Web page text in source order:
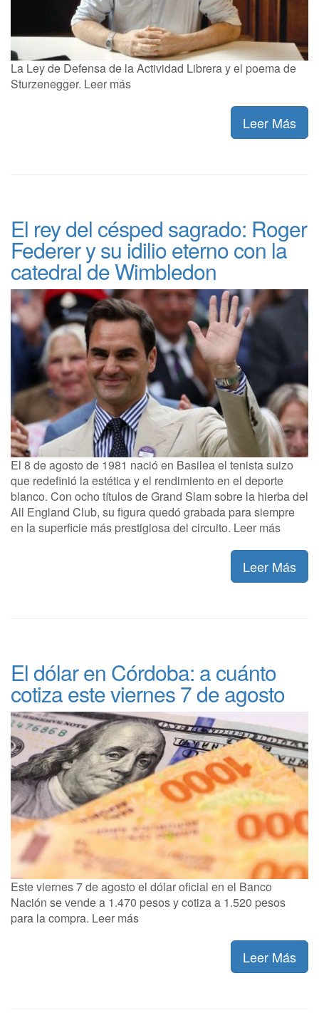
La Ley de Defensa de la Actividad Librera y el poema de
Sturzenegger. Leer más
Leer Más
El rey del césped sagrado: Roger
Federer y su idilio eterno con la
catedral de Wimbledon
El 8 de agosto de 1981 nació en Basilea el tenista suizo
que redefinió la estética y el rendimiento en el deporte
blanco. Con ocho títulos de Grand Slam sobre la hierba del
All England Club, su figura quedó grabada para siempre
en la superficie más prestigiosa del circuito. Leer más
Leer Más
El dólar en Córdoba: a cuánto
cotiza este viernes 7 de agosto
Este viernes 7 de agosto el dólar oficial en el Banco
Nación se vende a 1.470 pesos y cotiza a 1.520 pesos
para la compra. Leer más
Leer Más